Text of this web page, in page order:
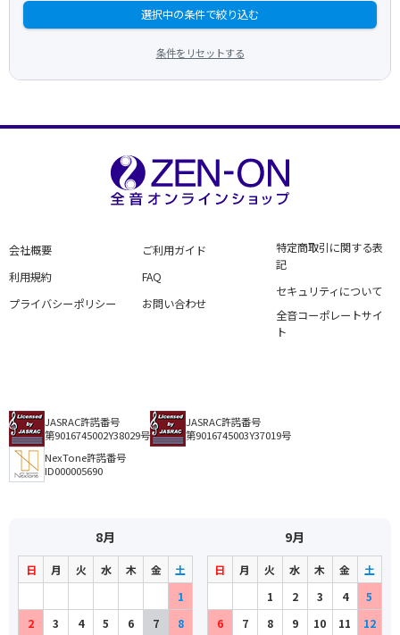
選択中の条件で絞り込む
条件をリセットする
会社概要
利用規約
プライバシーポリシー
ご利用ガイド
FAQ
お問い合わせ
特定商取引に関する表
記
セキュリティについて
全音コーポレートサイ
ト
JASRAC許諾番号
第9016745002Y38029号
JASRAC許諾番号
第9016745003Y37019号
NexTone許諾番号
ID000005690
8月
日 月 火 水 木 金
土
1
2
3 4 5 6 7 8
9月
日 月 火 水 木 金
土
1
2 3 4
5
6
7 8 9 10 11 12